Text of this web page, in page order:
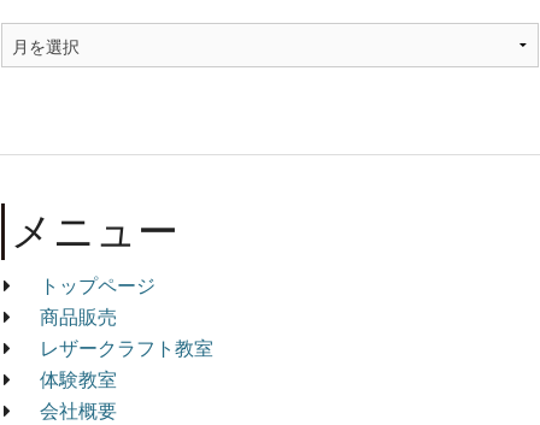
メニュー
トップページ
商品販売
レザークラフト教室
体験教室
会社概要